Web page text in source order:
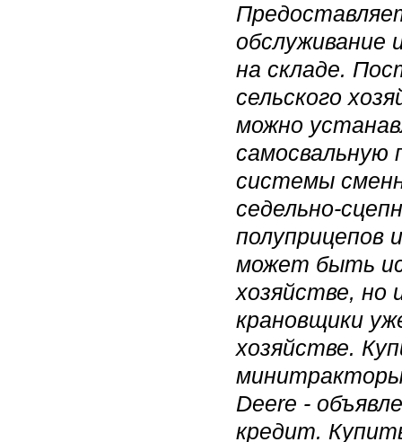
обслуживание
на складе.
сельского
можно
самосвальную
системы
седельно-
полуприцепов
может быть
хозяйстве, но
крановщики
хозяйстве.
Deere -
кредит.